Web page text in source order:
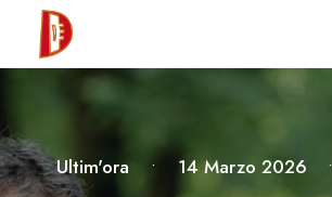
HOME
DEGUSTA TV
Ultim'ora • 14 Marzo 2026 •